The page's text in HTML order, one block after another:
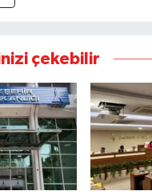
çekebilir